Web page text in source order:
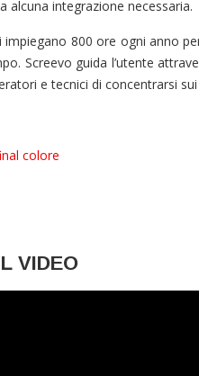
alcuna integrazione necessaria.
impiegano 800 ore ogni anno
Screevo guida l’utente
e tecnici di concentrarsi
VIDEO